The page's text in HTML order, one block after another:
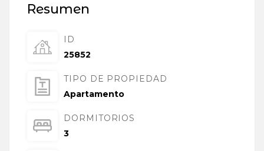
Resumen
ID
25852
TIPO DE PROPIEDAD
Apartamento
DORMITORIOS
3